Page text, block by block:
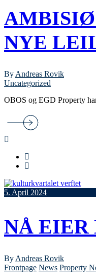
NYE
By Andreas Rovik
Uncategorized
OBOS og EGD Property
5. April 2024
NÅ EIER
By Andreas Rovik
Frontpage News Property